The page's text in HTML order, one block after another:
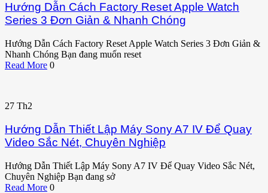
Hướng Dẫn Cách Factory Reset Apple Watch
Series 3 Đơn Giản & Nhanh Chóng
Hướng Dẫn Cách Factory Reset Apple Watch Series 3 Đơn Giản &
Nhanh Chóng Bạn đang muốn reset
Read More 0
27 Th2
Hướng Dẫn Thiết Lập Máy Sony A7 IV Để Quay
Video Sắc Nét, Chuyên Nghiệp
Hướng Dẫn Thiết Lập Máy Sony A7 IV Để Quay Video Sắc Nét,
Chuyên Nghiệp Bạn đang sở
Read More 0